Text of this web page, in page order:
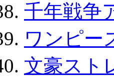
千年戦争
ワンピー
文豪スト